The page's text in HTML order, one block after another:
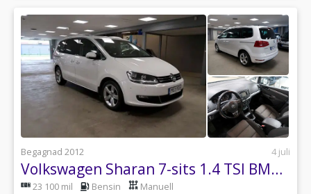
Begagnad 2012 4 juli
Volkswagen Sharan 7-sits 1.4 TSI BMT Masters Euro 5/Panorama/GPS
23 100 mil Bensin Manuell